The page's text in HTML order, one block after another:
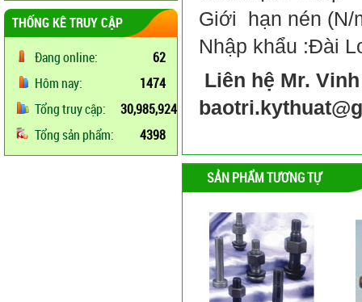
THỐNG KÊ TRUY CẬP
Đang online:
62
Hôm nay:
1474
Tổng truy cập:
30,985,924
Tổng sản phẩm:
4398
Giới hạn nén (N/
Nhập khẩu :Đài
Liên hệ Mr.
SẢN PHẨM TƯƠNG TỰ